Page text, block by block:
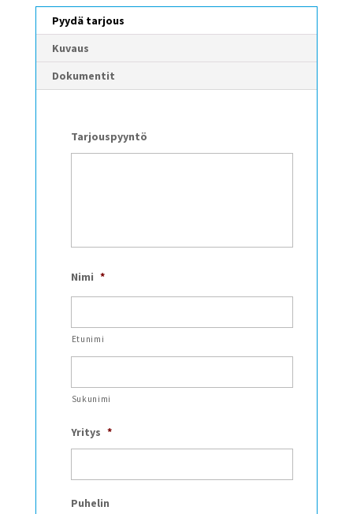
Pyydä tarjous
Kuvaus
Dokumentit
Tarjouspyyntö
Nimi *
Etunimi
Sukunimi
Yritys *
Puhelin